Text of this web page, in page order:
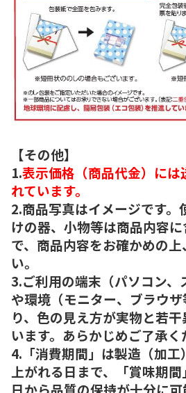
【その他】
1.表示価格（商品代金）には
れています。
2.商品写真はイメージです。
けの器、小物等は商品内容
で、商品内容をお確かめの
い。
3.ご利用の端末（パソコン、
や環境（モニター、ブラウ
り、色の見え方が実物と若
います。あらかじめご了承く
4.「消費期間」は製造（加工
上がれる日まで、「賞味期間